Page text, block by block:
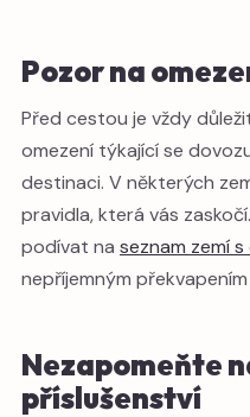
Pozor na
Před cestou je vždy
omezení týkající se
destinaci. V některých
pravidla, která vás
podívat na seznam zemí s
nepříjemným
Nezapomeňte
příslušenství